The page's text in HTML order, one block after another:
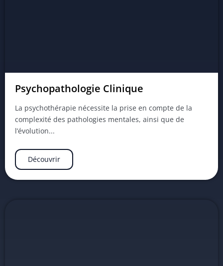
Psychopathologie Clinique
La psychothérapie nécessite la prise en compte de la
complexité des pathologies mentales, ainsi que de
l’évolution...
Découvrir